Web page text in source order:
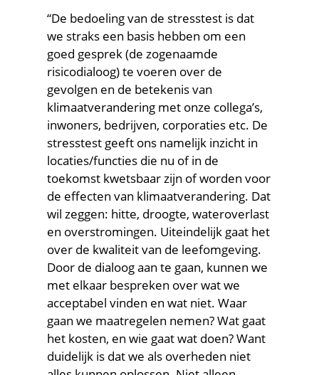
naar
de
mate
waarin
een
gebied
is
voorbereid
op
de
“De bedoeling van de stresstest is dat
we straks een basis hebben om een
goed gesprek (de zogenaamde
risicodialoog) te voeren over de
gevolgen en de betekenis van
klimaatverandering met onze collega’s,
inwoners, bedrijven, corporaties etc. De
stresstest geeft ons namelijk inzicht in
locaties/functies die nu of in de
toekomst kwetsbaar zijn of worden voor
de effecten van klimaatverandering. Dat
wil zeggen: hitte, droogte, wateroverlast
en overstromingen. Uiteindelijk gaat het
over de kwaliteit van de leefomgeving.
Door de dialoog aan te gaan, kunnen we
met elkaar bespreken over wat we
acceptabel vinden en wat niet. Waar
gaan we maatregelen nemen? Wat gaat
het kosten, en wie gaat wat doen? Want
duidelijk is dat we als overheden niet